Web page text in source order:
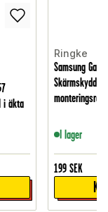
i äkta
Ringke
Samsung
Skärmskydd i
I lager
199 SEK